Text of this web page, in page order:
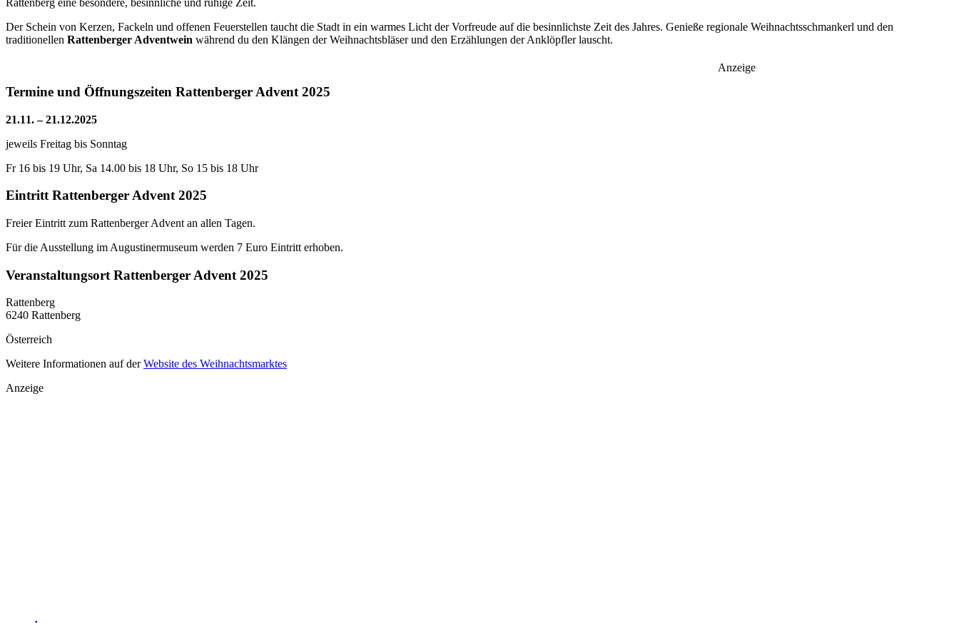
Rattenberg eine besondere, besinnliche und ruhige Zeit.
Der Schein von Kerzen, Fackeln und offenen Feuerstellen taucht die Stadt in ein warmes Licht der Vorfreude auf die besinnlichste Zeit des Jahres. Genieße regionale Weihnachtsschmankerl und den
traditionellen Rattenberger Adventwein während du den Klängen der Weihnachtsbläser und den Erzählungen der Anklöpfler lauscht.
Anzeige
Termine und Öffnungszeiten Rattenberger Advent 2025
21.11. – 21.12.2025
jeweils Freitag bis Sonntag
Fr 16 bis 19 Uhr, Sa 14.00 bis 18 Uhr, So 15 bis 18 Uhr
Eintritt Rattenberger Advent 2025
Freier Eintritt zum Rattenberger Advent an allen Tagen.
Für die Ausstellung im Augustinermuseum werden 7 Euro Eintritt erhoben.
Veranstaltungsort Rattenberger Advent 2025
Rattenberg
6240 Rattenberg
Österreich
Weitere Informationen auf derWebsite des Weihnachtsmarktes
Anzeige